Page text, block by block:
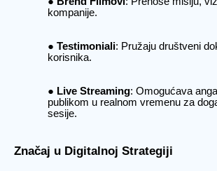
kompanije.
Testimoniali: Pružaju društveni
korisnika.
Live Streaming: Omogućava
publikom u realnom vremenu za
sesije.
Značaj u Digitalnoj Strategiji